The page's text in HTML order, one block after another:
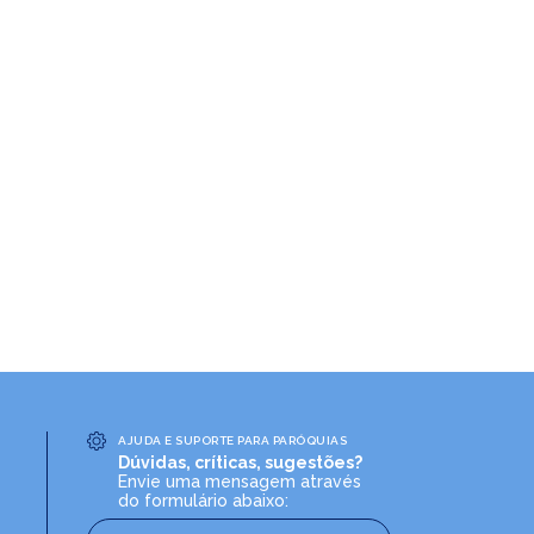
AJUDA E SUPORTE PARA PARÓQUIAS
Dúvidas, críticas, sugestões?
Envie uma mensagem através
do formulário abaixo: